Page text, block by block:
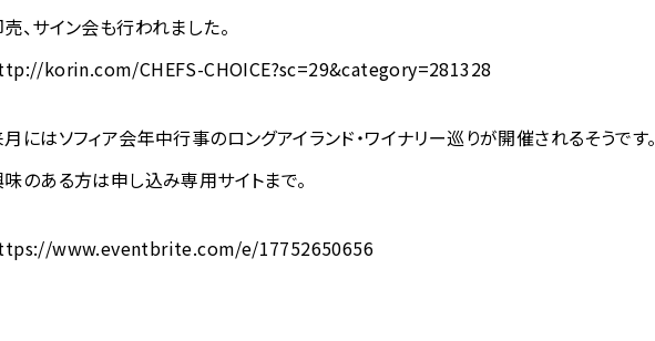
、サイン会も行われました。
korin.com/CHEFS-CHOICE?sc=29&category=281328
にはソフィア会年中行事のロングアイランド・ワイナリー巡りが開催されるそうです。
のある方は申し込み専用サイトまで。
www.eventbrite.com/e/17752650656